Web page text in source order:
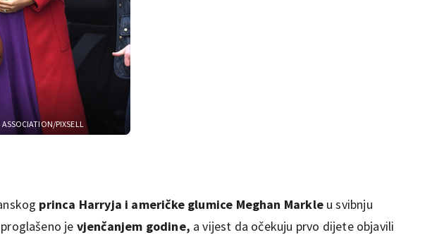
PIXSELL
princa Harryja i američke glumice Meghan Markle u svibnju
je vjenčanjem godine, a vijest da očekuju prvo dijete objavili